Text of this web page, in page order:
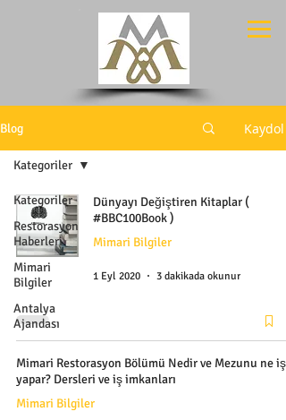
Blog Kaydol
Kategoriler
Restorasyon
Haberleri
Mimari
Bilgiler
Antalya
Ajandası
Kategoriler
Dünyayı Değiştiren Kitaplar (
#BBC100Book )
Mimari Bilgiler
1 Eyl 2020 3 dakikada okunur
Mimari Restorasyon Bölümü Nedir ve Mezunu ne iş
yapar? Dersleri ve iş imkanları
Mimari Bilgiler